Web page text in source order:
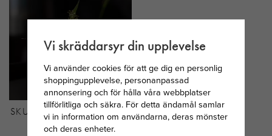
SKULTUNA MINI-VAS TILL
LILJAN LJUSSTAKE
Vi skräddarsyr din upplevelse
Vi använder cookies för att ge dig en personlig
shoppingupplevelse, personanpassad
annonsering och för hålla våra webbplatser
tillförlitliga och säkra. För detta ändamål samlar
vi in information om användarna, deras mönster
och deras enheter.